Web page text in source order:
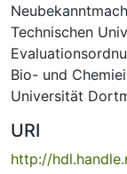
Technischen
Bio- und
Universität
URI
http://